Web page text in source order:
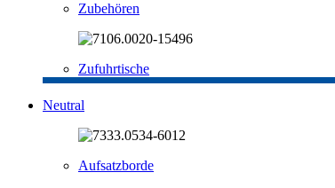
Zubehören
Zufuhrtische
Neutral
Aufsatzborde